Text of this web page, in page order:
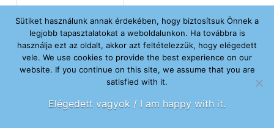
Email:
Elfogadom az Adatvédelmi Nyilatkozatot.
Sütiket használunk annak érdekében, hogy biztosítsuk Önnek a
legjobb tapasztalatokat a weboldalunkon. Ha továbbra is
használja ezt az oldalt, akkor azt feltételezzük, hogy elégedett
vele. We use cookies to provide the best experience on our
website. If you continue on this site, we assume that you are
satisfied with it.
Elégedett vagyok / I am happy with it.